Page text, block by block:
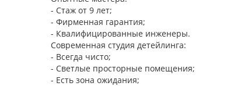
- Стаж от 9 лет;
- Фирменная гарантия;
- Квалифицированные инженеры.
Современная студия детейлинга:
- Всегда чисто;
- Светлые просторные помещения;
- Есть зона ожидания;